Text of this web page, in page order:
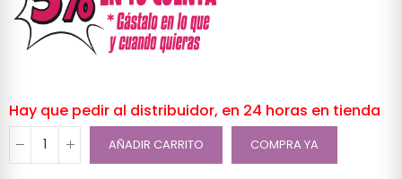
Hay que pedir al distribuidor, en 24 horas en tienda
AÑADIR CARRITO COMPRA YA